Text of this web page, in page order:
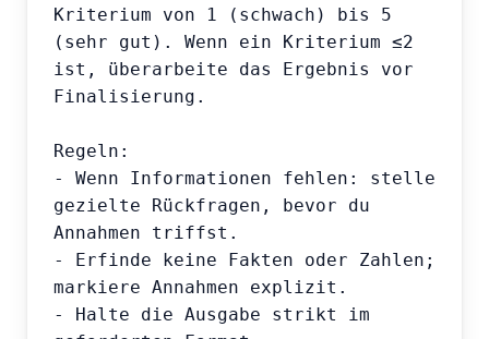
Kriterium von 1 (schwach) bis 5
(sehr gut). Wenn ein Kriterium ≤2
ist, überarbeite das Ergebnis vor
Finalisierung.
Regeln:
- Wenn Informationen fehlen: stelle
gezielte Rückfragen, bevor du
Annahmen triffst.
- Erfinde keine Fakten oder Zahlen;
markiere Annahmen explizit.
- Halte die Ausgabe strikt im